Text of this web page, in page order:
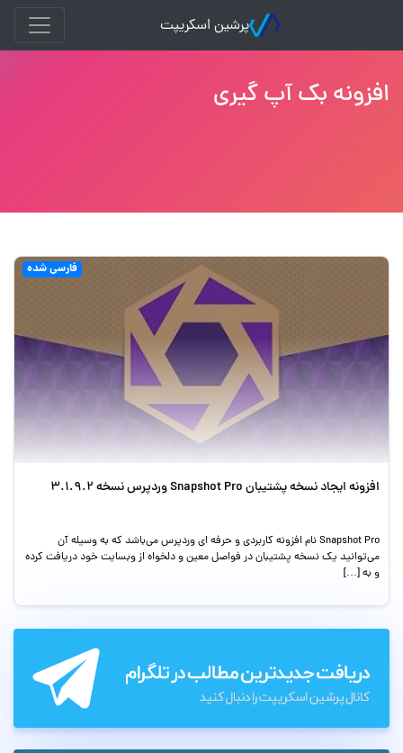
پرشین اسکریپت
افزونه بک آپ گیری
فارسی شده
افزونه ایجاد نسخه پشتیبان Snapshot Pro وردپرس نسخه 3.1.9.2
Snapshot Pro نام افزونه کاربردی و حرفه ای وردپرس می‌باشد که به وسیله آن
می‌توانید یک نسخه پشتیبان در فواصل معین و دلخواه از وبسایت خود دریافت کرده
و به […]